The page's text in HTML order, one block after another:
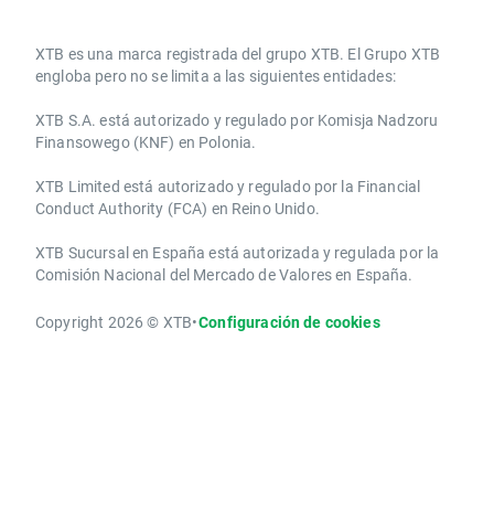
​​XTB es una marca registrada del grupo XTB. El Grupo XTB
engloba pero no se limita a las siguientes entidades:
XTB S.A.​ está autorizado y regulado por Komisja Nadzoru
Finansowego (KNF) ​en Polonia.
XTB Limited ​está autorizado y regulado por la ​Financial
Conduct Authority ​(FCA) en ​​Reino Unido.
XTB Sucursal en España está autorizada y regulada por la
Comisión Nacional del Mercado de Valores en España.
Copyright 2026 © XTB•Configuración de cookies